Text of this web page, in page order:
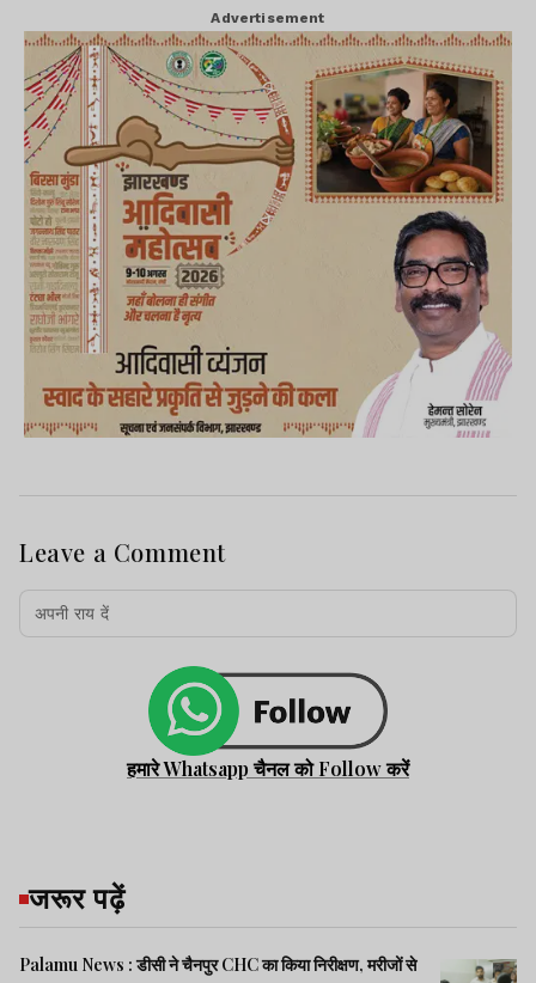
Advertisement
Leave a Comment
हमारे Whatsapp चैनल को Follow करें
जरूर पढ़ें
Palamu News : डीसी ने चैनपुर CHC का किया निरीक्षण, मरीजों से